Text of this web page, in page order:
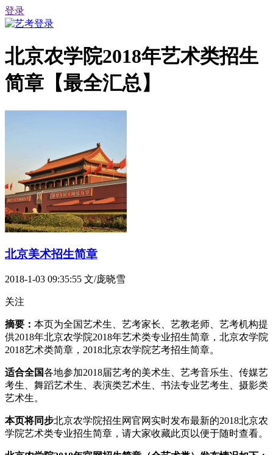
登录
北京农学院2018年艺术类招生
简章【最全汇总】
北京美术招生简章
2018-1-03 09:35:55 文/庞晓雪
关注
摘要： 本页为全国艺术生、艺考家长、艺教老师、艺考机构提
供2018年北京农学院2018年艺术类专业招生简章，北京农学院
2018艺术类简章，2018北京农学院艺考招生简章。
适合全国各地参加2018届艺考的美术生、艺考音乐生、传媒艺
考生、舞蹈艺术生、表演类艺术生、书法专业艺考生、摄影类
艺术生。
本页将同步北京农学院招生网官网实时发布最新的2018北京农
学院艺术类专业招生简章，请大家收藏此页以便于随时查看。